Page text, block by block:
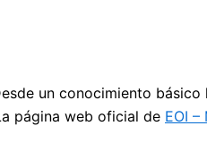
un conocimiento
página web oficial de EOI –